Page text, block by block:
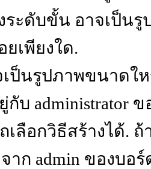
ระดับขั้น อาจเป็น
เพียงใด.
เป็นรูปภาพขนาดใ
บ administrator
ลือกวิธีสร้างได้.
าก admin ของบอ